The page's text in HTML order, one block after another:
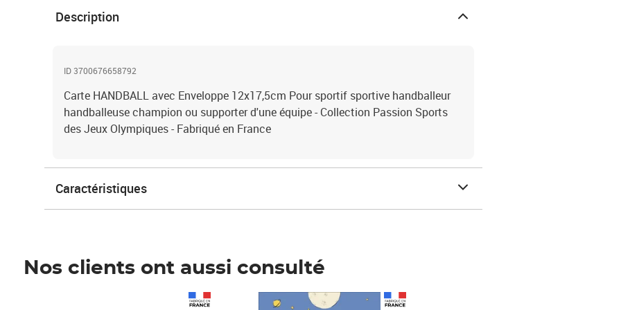
Description
ID 3700676658792
Carte HANDBALL avec Enveloppe 12x17,5cm Pour sportif sportive handballeur
handballeuse champion ou supporter d'une équipe - Collection Passion Sports
des Jeux Olympiques - Fabriqué en France
Caractéristiques
Nos clients ont aussi consulté
Prix 7,50€